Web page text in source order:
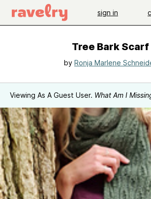
sign in
Tree Bark Scarf
by Ronja Marlene
Viewing As A Guest User. What Am I